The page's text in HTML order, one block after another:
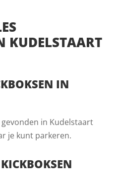
KUDELSTAART
IN
in Kudelstaart
je kunt parkeren.